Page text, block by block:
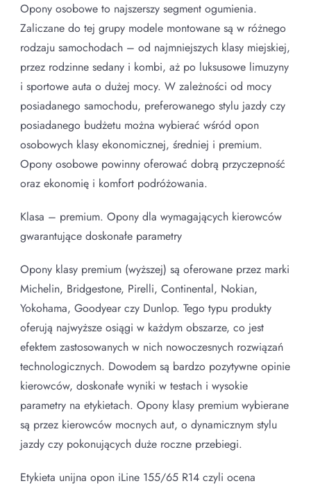
Opony osobowe to najszerszy segment ogumienia.
Zaliczane do tej grupy modele montowane są w różnego
rodzaju samochodach – od najmniejszych klasy miejskiej,
przez rodzinne sedany i kombi, aż po luksusowe limuzyny
i sportowe auta o dużej mocy. W zależności od mocy
posiadanego samochodu, preferowanego stylu jazdy czy
posiadanego budżetu można wybierać wśród opon
osobowych klasy ekonomicznej, średniej i premium.
Opony osobowe powinny oferować dobrą przyczepność
oraz ekonomię i komfort podróżowania.
Klasa – premium. Opony dla wymagających kierowców
gwarantujące doskonałe parametry
Opony klasy premium (wyższej) są oferowane przez marki
Michelin, Bridgestone, Pirelli, Continental, Nokian,
Yokohama, Goodyear czy Dunlop. Tego typu produkty
oferują najwyższe osiągi w każdym obszarze, co jest
efektem zastosowanych w nich nowoczesnych rozwiązań
technologicznych. Dowodem są bardzo pozytywne opinie
kierowców, doskonałe wyniki w testach i wysokie
parametry na etykietach. Opony klasy premium wybierane
są przez kierowców mocnych aut, o dynamicznym stylu
jazdy czy pokonujących duże roczne przebiegi.
Etykieta unijna opon iLine 155/65 R14 czyli ocena